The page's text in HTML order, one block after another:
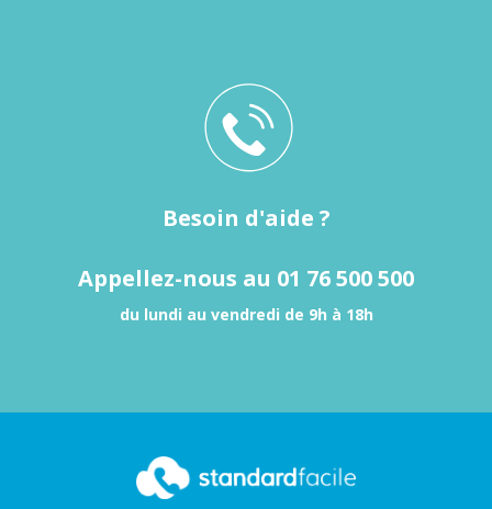
Besoin d'aide ?
Appellez-nous au 01 76 500 500
du lundi au vendredi de 9h à 18h